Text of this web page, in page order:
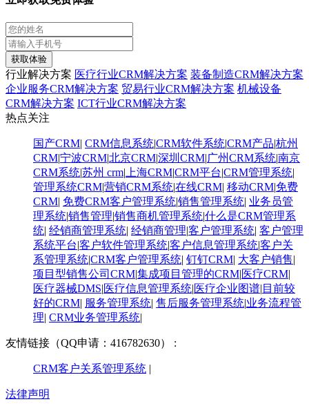
获取体验
行业解决方案 医疗行业CRM解决方案 装备制造CRM解决方案
企业服务CRM解决方案 贸易行业CRM解决方案 机械设备
CRM解决方案 ICT行业CRM解决方案
热点关注
国产CRM| CRM信息系统|CRM软件系统|CRM产品|杭州
CRM|宁波CRM|北京CRM|深圳CRM|广州CRM系统|南京
CRM系统|苏州 crm| 上海CRM|CRM平台|CRM管理系统|
管理系统CRM|营销CRM系统|在线CRM| 移动CRM|免费
CRM| 免费CRM客户管理系统|销售管理系统| 业务员管
理系统|销售管理|销售商机管理系统|什么是CRM管理系
统| 经销商管理系统| 经销商管理|客户管理系统| 客户管理
系统平台|客户软件管理系统|客户信息管理系统|客户关
系管理系统|CRM客户管理系统| 钉钉CRM| 大客户销售|
项目型销售公司CRM|集成项目管理的CRM|医疗CRM|
医疗器械DMS|医疗信息管理系统|医疗企业图谱| ​目前较
好的CRM| 服务管理系统| 售后服务管理系统|业务流程管
理| CRM业务管理系统|
友情链接（QQ申请：416782630） :
CRM客户关系管理系统 |
法律声明